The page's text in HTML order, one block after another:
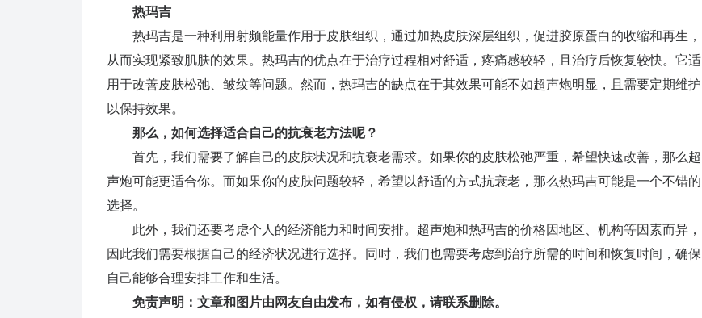
热玛吉
热玛吉是一种利用射频能量作用于皮肤组织，通过加热皮肤深层组织，促进胶原蛋白的收缩和再生，
从而实现紧致肌肤的效果。热玛吉的优点在于治疗过程相对舒适，疼痛感较轻，且治疗后恢复较快。它适
用于改善皮肤松弛、皱纹等问题。然而，热玛吉的缺点在于其效果可能不如超声炮明显，且需要定期维护
以保持效果。
那么，如何选择适合自己的抗衰老方法呢？
首先，我们需要了解自己的皮肤状况和抗衰老需求。如果你的皮肤松弛严重，希望快速改善，那么超
声炮可能更适合你。而如果你的皮肤问题较轻，希望以舒适的方式抗衰老，那么热玛吉可能是一个不错的
选择。
此外，我们还要考虑个人的经济能力和时间安排。超声炮和热玛吉的价格因地区、机构等因素而异，
因此我们需要根据自己的经济状况进行选择。同时，我们也需要考虑到治疗所需的时间和恢复时间，确保
自己能够合理安排工作和生活。
免责声明：文章和图片由网友自由发布，如有侵权，请联系删除。